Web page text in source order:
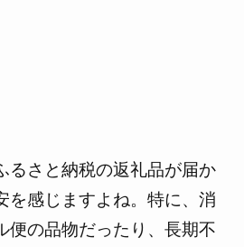
るさと納税の返礼品が届か
を感じますよね。特に、消
便の品物だったり、長期不